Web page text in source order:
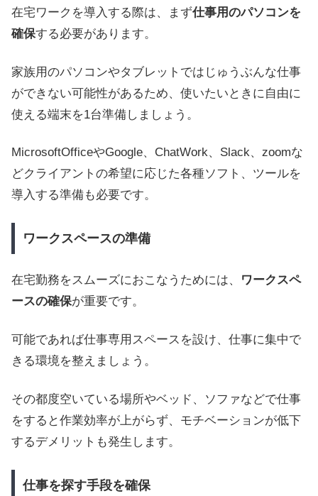
在宅ワークを導入する際は、まず仕事用のパソコンを
確保する必要があります。
家族用のパソコンやタブレットではじゅうぶんな仕事
ができない可能性があるため、使いたいときに自由に
使える端末を1台準備しましょう。
MicrosoftOfficeやGoogle、ChatWork、Slack、zoomな
どクライアントの希望に応じた各種ソフト、ツールを
導入する準備も必要です。
ワークスペースの準備
在宅勤務をスムーズにおこなうためには、
ワークスペ
ースの確保が重要です。
可能であれば仕事専用スペースを設け、仕事に集中で
きる環境を整えましょう。
その都度空いている場所やベッド、ソファなどで仕事
をすると作業効率が上がらず、モチベーションが低下
するデメリットも発生します。
仕事を探す手段を確保